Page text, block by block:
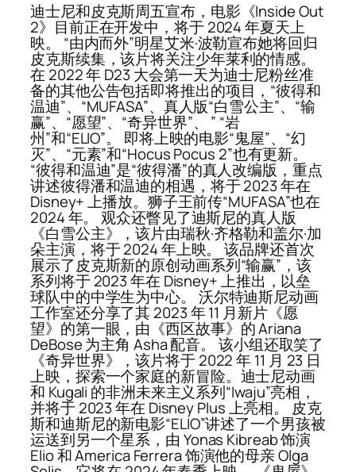
迪士尼和皮克斯周五宣布，电影《Inside Out
2》目前正在开发中，将于 2024 年夏天上
映。 “由内而外”明星艾米·波勒宣布她将回归
皮克斯续集，该片将关注少年莱利的情感。
在 2022 年 D23 大会第一天为迪士尼粉丝准
备的其他公告包括即将推出的项目，“彼得和
温迪”、“MUFASA”、真人版“白雪公主”、“输
赢”、“愿望”、“奇异世界”、 ” “岩
州”和“ELIO”。 即将上映的电影“鬼屋”、“幻
灭”、“元素”和“Hocus Pocus 2”也有更新。
“彼得和温迪”是“彼得潘”的真人改编版，重点
讲述彼得潘和温迪的相遇，将于 2023 年在
Disney+ 上播放。狮子王前传“MUFASA”也在
2024 年。 观众还瞥见了迪斯尼的真人版
《白雪公主》，该片由瑞秋·齐格勒和盖尔·加
朵主演，将于 2024 年上映。 该品牌还首次
展示了皮克斯新的原创动画系列“输赢”，该
系列将于 2023 年在 Disney+ 上推出，以垒
球队中的中学生为中心。 沃尔特迪斯尼动画
工作室还分享了其 2023 年 11 月新片《愿
望》的第一眼，由《西区故事》的 Ariana
DeBose 为主角 Asha 配音。 该小组还取笑了
《奇异世界》，该片将于 2022 年 11 月 23 日
上映，探索一个家庭的新冒险。迪士尼动画
和 Kugali 的非洲未来主义系列“Iwaju”亮相，
并将于 2023 年在 Disney Plus 上亮相。 皮克
斯和迪斯尼的新电影“ELIO”讲述了一个男孩被
运送到另一个星系，由 Yonas Kibreab 饰演
Elio 和 America Ferrera 饰演他的母亲 Olga